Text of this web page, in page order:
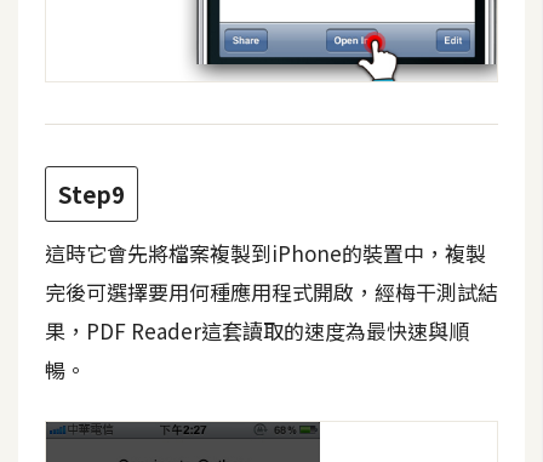
Step9
這時它會先將檔案複製到iPhone的裝置中，複製
完後可選擇要用何種應用程式開啟，經梅干測試結
果，PDF Reader這套讀取的速度為最快速與順
暢。